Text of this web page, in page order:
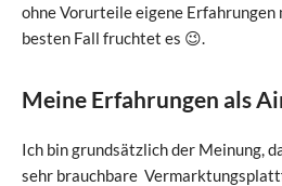
ohne Vorurteile eigene Erfahrungen
besten Fall fruchtet es 😉.
Meine Erfahrungen als
Ich bin grundsätzlich der Meinung,
sehr brauchbare